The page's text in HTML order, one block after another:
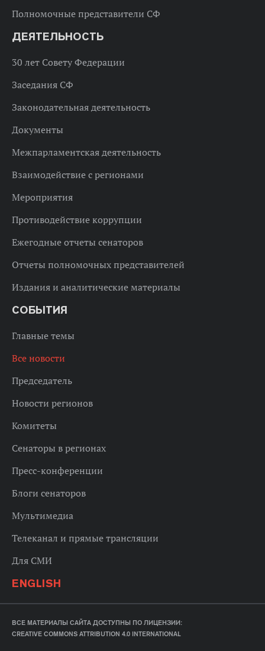
Полномочные представители СФ
ДЕЯТЕЛЬНОСТЬ
30 лет Совету Федерации
Заседания СФ
Законодательная деятельность
Документы
Межпарламентская деятельность
Взаимодействие с регионами
Мероприятия
Противодействие коррупции
Ежегодные отчеты сенаторов
Отчеты полномочных представителей
Издания и аналитические материалы
СОБЫТИЯ
Главные темы
Все новости
Председатель
Новости регионов
Комитеты
Сенаторы в регионах
Пресс-конференции
Блоги сенаторов
Мультимедиа
Телеканал и прямые трансляции
Для СМИ
ENGLISH
ВСЕ МАТЕРИАЛЫ САЙТА ДОСТУПНЫ ПО ЛИЦЕНЗИИ:
CREATIVE COMMONS ATTRIBUTION 4.0 INTERNATIONAL